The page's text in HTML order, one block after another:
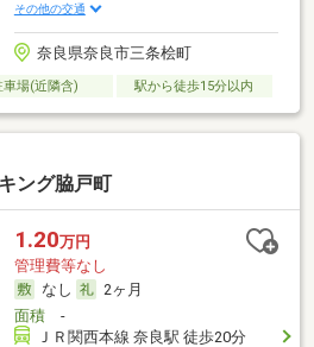
その他の交通
奈良県奈良市三条桧町
車場(近隣含) 駅から徒歩15分以内
ング脇戸町
1.20万円
管理費等なし
なし
2ヶ月
面積-
ＪＲ関西本線 奈良駅 徒歩20分